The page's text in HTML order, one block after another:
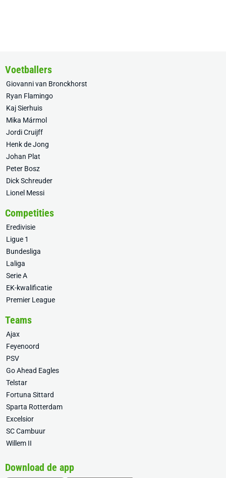
Voetballers
Giovanni van Bronckhorst
Ryan Flamingo
Kaj Sierhuis
Mika Mármol
Jordi Cruijff
Henk de Jong
Johan Plat
Peter Bosz
Dick Schreuder
Lionel Messi
Competities
Eredivisie
Ligue 1
Bundesliga
Laliga
Serie A
EK-kwalificatie
Premier League
Teams
Ajax
Feyenoord
PSV
Go Ahead Eagles
Telstar
Fortuna Sittard
Sparta Rotterdam
Excelsior
SC Cambuur
Willem II
Download de app